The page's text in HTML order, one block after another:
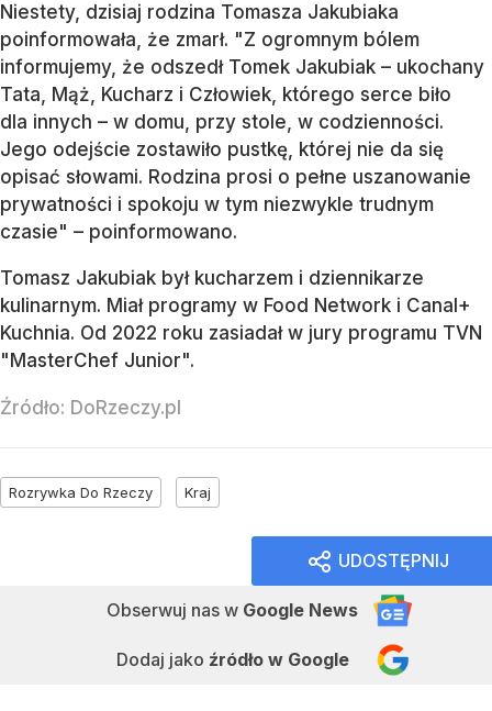
Niestety, dzisiaj rodzina Tomasza Jakubiaka
poinformowała, że zmarł. "Z ogromnym bólem
informujemy, że odszedł Tomek Jakubiak – ukochany
Tata, Mąż, Kucharz i Człowiek, którego serce biło
dla innych – w domu, przy stole, w codzienności.
Jego odejście zostawiło pustkę, której nie da się
opisać słowami. Rodzina prosi o pełne uszanowanie
prywatności i spokoju w tym niezwykle trudnym
czasie" – poinformowano.
Tomasz Jakubiak był kucharzem i dziennikarze
kulinarnym. Miał programy w Food Network i Canal+
Kuchnia. Od 2022 roku zasiadał w jury programu TVN
"MasterChef Junior".
Źródło: DoRzeczy.pl
Rozrywka Do Rzeczy Kraj
UDOSTĘPNIJ
Obserwuj nas w Google News
Dodaj jako źródło w Google